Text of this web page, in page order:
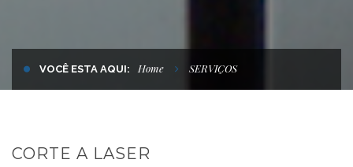
VOCÊ ESTA AQUI: Home SERVIÇOS
CORTE A LASER